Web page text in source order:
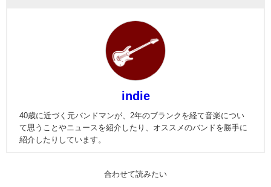
indie
40歳に近づく元バンドマンが、2年のブランクを経て音楽につい
て思うことやニュースを紹介したり、オススメのバンドを勝手に
紹介したりしています。
合わせて読みたい